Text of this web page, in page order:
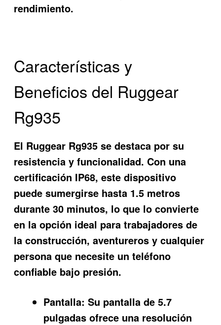
rendimiento.
Características y
Beneficios del Ruggear
Rg935
El Ruggear Rg935 se destaca por su
resistencia y funcionalidad. Con una
certificación IP68, este dispositivo
puede sumergirse hasta 1.5 metros
durante 30 minutos, lo que lo convierte
en la opción ideal para trabajadores de
la construcción, aventureros y cualquier
persona que necesite un teléfono
confiable bajo presión.
Pantalla: Su pantalla de 5.7
pulgadas ofrece una resolución